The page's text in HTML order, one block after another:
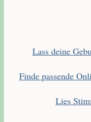
Lass deine
Finde passende
Lies